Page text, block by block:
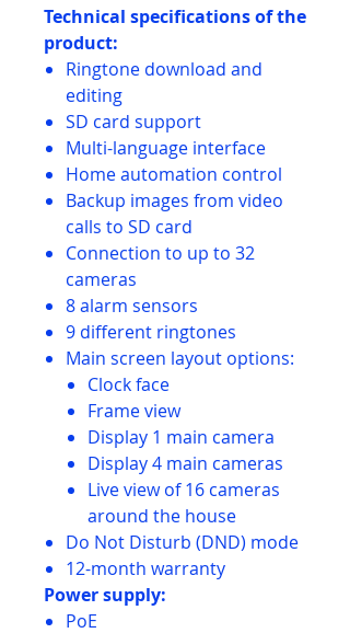
Technical specifications of the
product:
Ringtone download and
editing
SD card support
Multi-language interface
Home automation control
Backup images from video
calls to SD card
Connection to up to 32
cameras
8 alarm sensors
9 different ringtones
Main screen layout options:
Clock face
Frame view
Display 1 main camera
Display 4 main cameras
Live view of 16 cameras
around the house
Do Not Disturb (DND) mode
12-month warranty
Power supply:
PoE